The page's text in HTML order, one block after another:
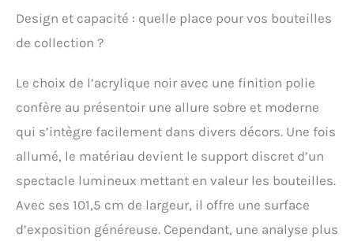
d'alcool éclairée ne
adaptateur secteur 110-
240 V et un ordinateur
portable/une banque
d'alimentation. Laissez
la fête continuer ! Grâce
à deux méthodes
d'alimentation, notre
produit peut satisfaire
aux activités intérieures
et extérieures. Chargez,
Design et capacité : quelle place pour vos bouteilles
de collection ?
Le choix de l’acrylique noir avec une finition polie
confère au présentoir une allure sobre et moderne
qui s’intègre facilement dans divers décors. Une fois
allumé, le matériau devient le support discret d’un
spectacle lumineux mettant en valeur les bouteilles.
Avec ses 101,5 cm de largeur, il offre une surface
d’exposition généreuse. Cependant, une analyse plus